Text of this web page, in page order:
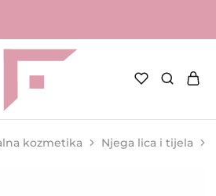
kozmetika Njega lica i tijela